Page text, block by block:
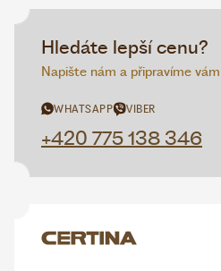
Hledáte lepší cenu?
Napište nám a připravíme
WHATSAPP VIBER
+420 775 138 346